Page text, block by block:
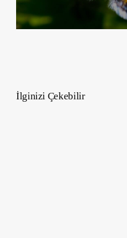
İlginizi Çekebilir